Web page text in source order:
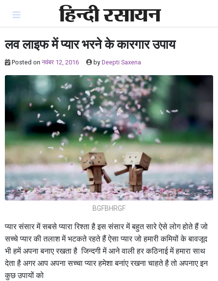
content
लव लाइफ में प्यार भरने के कारगार उपाय
Posted on नवंबर 12, 2016 by Deepti Saxena
BGFBHRGF
प्यार संसार में सबसे प्यारा रिश्ता है इस संसार में बहुत सारे ऐसे लोग होते हैं जो
सच्चे प्यार की तलाश में भटकते रहते हैं ऐसा प्यार जो हमारी कमियों के बावजूद
भी हमें अपना बनाए रखता है जिन्दगी में आने वाली हर कठिनाई में हमारा साथ
देता है अगर आप अपना सच्चा प्यार हमेशा बनांए रखना चाहते है तो अपनाए इन
कुछ उपायों को